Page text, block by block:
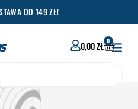
OD 149 ZŁ!
0,00ZŁ 0
WÓZEK